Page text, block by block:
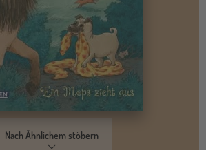
Nach Ähnlichem stöbern